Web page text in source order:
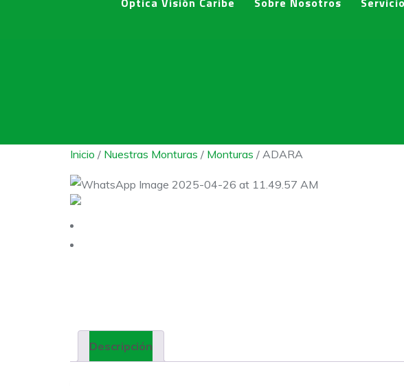
Inicio / Nuestras Monturas / Monturas / ADARA
Descripción